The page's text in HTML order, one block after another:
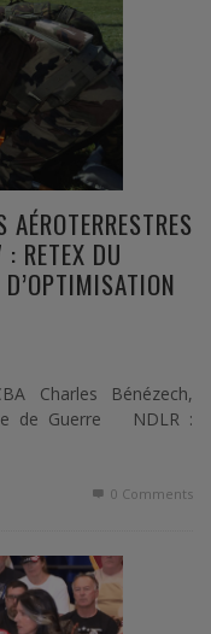
RETEX DU
Charles Bénézech,
de Guerre NDLR :
0 Comments